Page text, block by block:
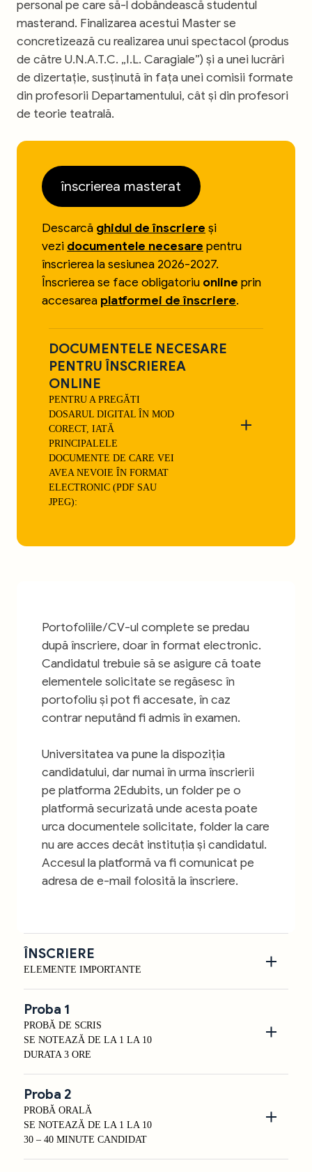
personal pe care să-l dobândească studentul
masterand. Finalizarea acestui Master se
concretizează cu realizarea unui spectacol (produs
de către U.N.A.T.C. „I.L. Caragiale”) și a unei lucrări
de dizertație, susținută în fața unei comisii formate
din profesorii Departamentului, cât și din profesori
de teorie teatrală.
înscrierea masterat
Descarcă ghidul de înscriere și
vezi documentele necesare pentru
înscrierea la sesiunea 2026-2027.
Înscrierea se face obligatoriu online prin
accesarea platformei de înscriere.
DOCUMENTELE NECESARE
PENTRU ÎNSCRIEREA
ONLINE
PENTRU A PREGĂTI
DOSARUL DIGITAL ÎN MOD
CORECT, IATĂ
PRINCIPALELE
DOCUMENTE DE CARE VEI
AVEA NEVOIE ÎN FORMAT
ELECTRONIC (PDF SAU
JPEG):
Portofoliile/CV-ul complete se predau
după înscriere, doar în format electronic.
Candidatul trebuie să se asigure că toate
elementele solicitate se regăsesc în
portofoliu și pot fi accesate, în caz
contrar neputând fi admis în examen.
Universitatea va pune la dispoziția
candidatului, dar numai în urma înscrierii
pe platforma 2Edubits, un folder pe o
platformă securizată unde acesta poate
urca documentele solicitate, folder la care
nu are acces decât instituția și candidatul.
Accesul la platformă va fi comunicat pe
adresa de e-mail folosită la înscriere.
ÎNSCRIERE
ELEMENTE IMPORTANTE
Proba 1
PROBĂ DE SCRIS
SE NOTEAZĂ DE LA 1 LA 10
DURATA 3 ORE
Proba 2
PROBĂ ORALĂ
SE NOTEAZĂ DE LA 1 LA 10
30 – 40 MINUTE CANDIDAT